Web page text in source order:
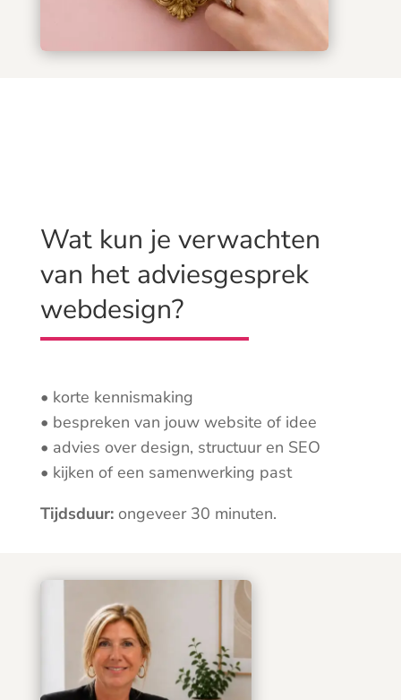
Wat kun je verwachten
van het adviesgesprek
webdesign?
• korte kennismaking
• bespreken van jouw website of idee
• advies over design, structuur en SEO
• kijken of een samenwerking past
Tijdsduur:ongeveer 30 minuten.